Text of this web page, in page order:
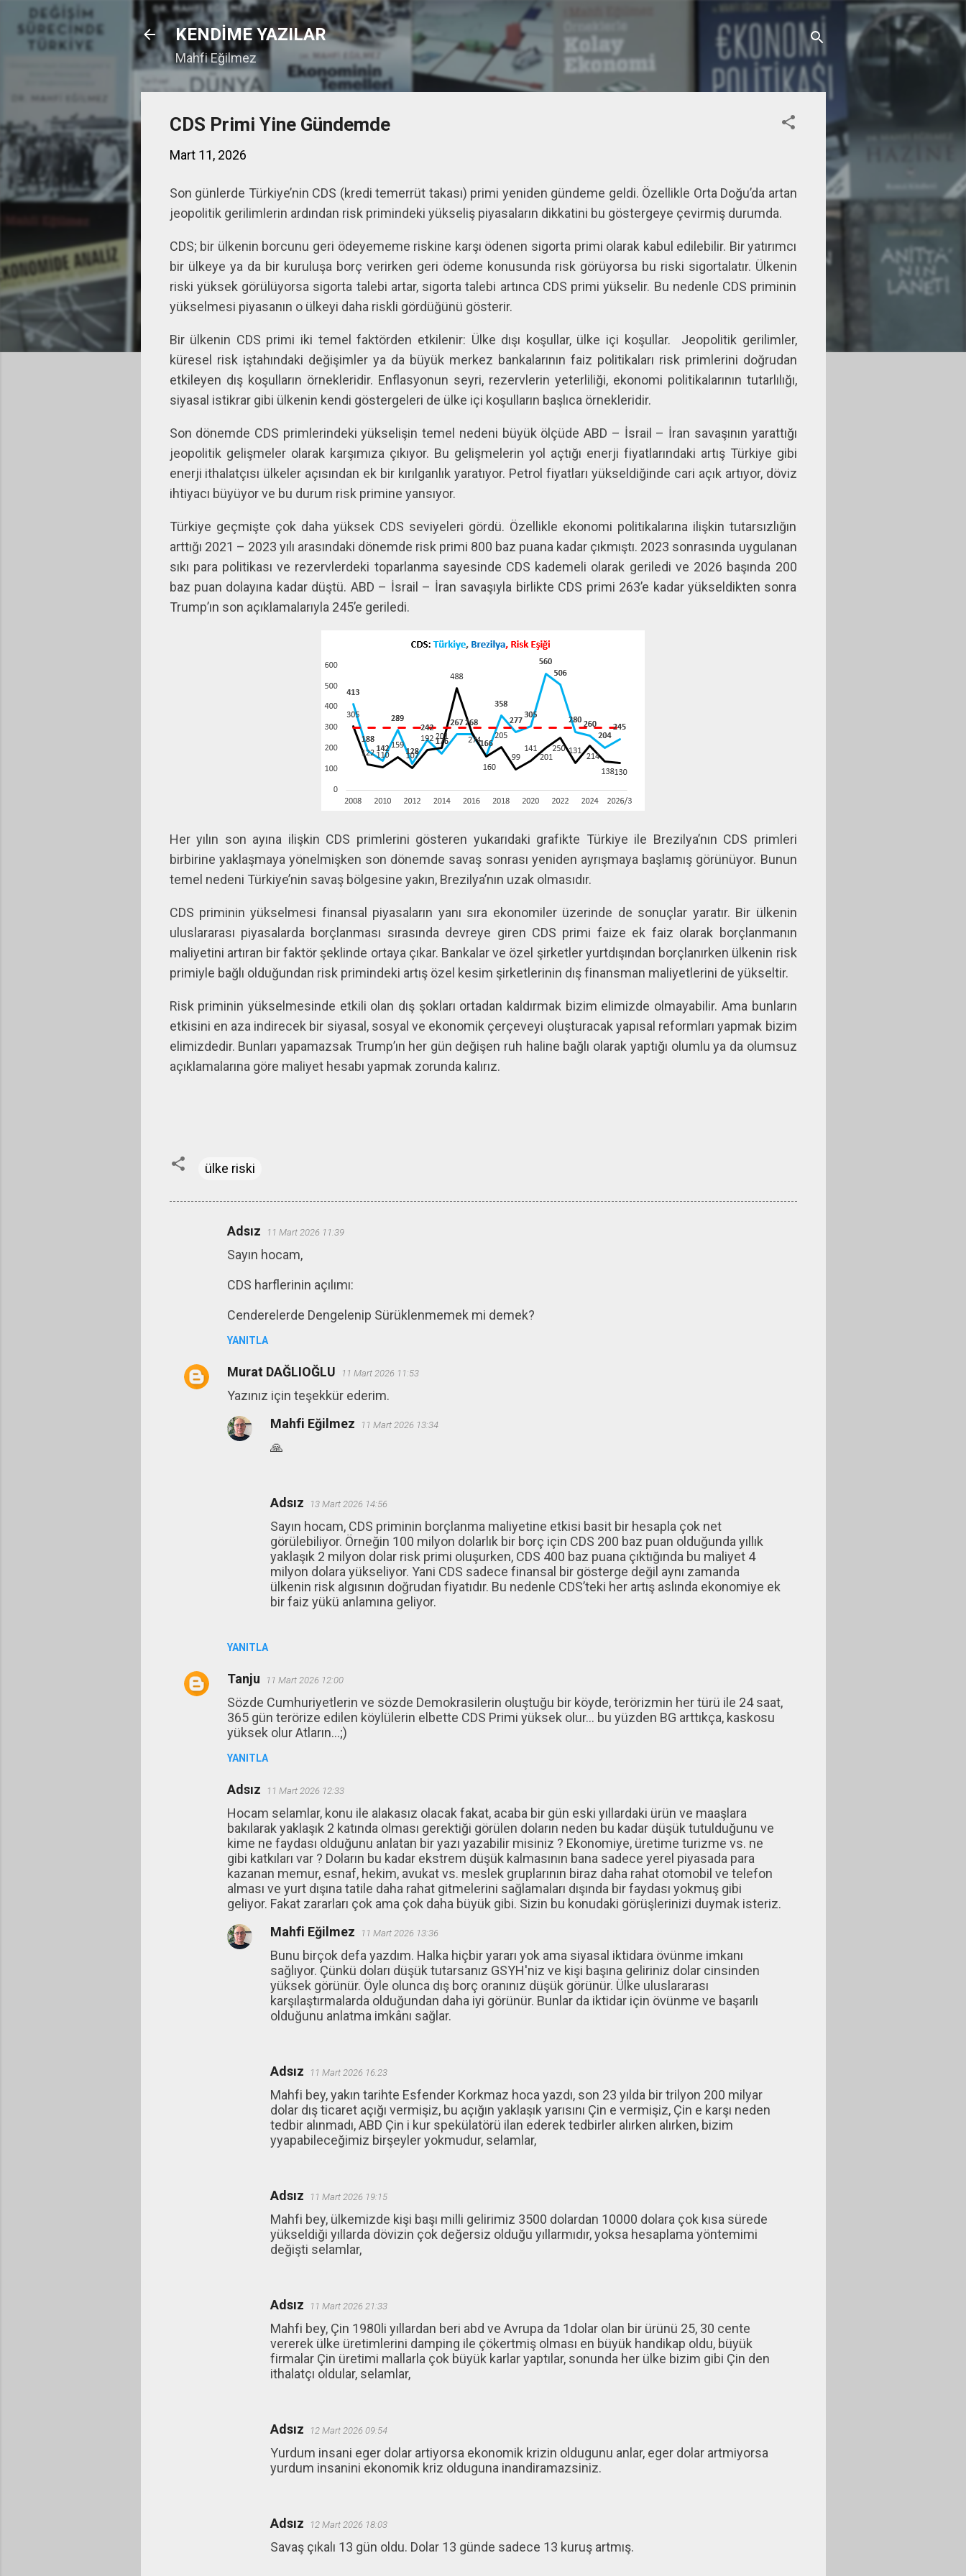
Ana içeriğe atla
KENDİME YAZILAR
Mahfi Eğilmez
CDS Primi Yine Gündemde
Mart 11, 2026
Son günlerde Türkiye’nin CDS (kredi temerrüt takası) primi yeniden gündeme geldi. Özellikle Orta Doğu’da artan
jeopolitik gerilimlerin ardından risk primindeki yükseliş piyasaların dikkatini bu göstergeye çevirmiş durumda.
CDS; bir ülkenin borcunu geri ödeyememe riskine karşı ödenen sigorta primi olarak kabul edilebilir. Bir yatırımcı
bir ülkeye ya da bir kuruluşa borç verirken geri ödeme konusunda risk görüyorsa bu riski sigortalatır. Ülkenin
riski yüksek görülüyorsa sigorta talebi artar, sigorta talebi artınca CDS primi yükselir. Bu nedenle CDS priminin
yükselmesi piyasanın o ülkeyi daha riskli gördüğünü gösterir.
Bir ülkenin CDS primi iki temel faktörden etkilenir: Ülke dışı koşullar, ülke içi koşullar.
Jeopolitik gerilimler,
küresel risk iştahındaki değişimler ya da büyük merkez bankalarının faiz politikaları risk primlerini doğrudan
etkileyen dış koşulların örnekleridir. Enflasyonun seyri, rezervlerin yeterliliği, ekonomi politikalarının tutarlılığı,
siyasal istikrar gibi ülkenin kendi göstergeleri de ülke içi koşulların başlıca örnekleridir.
Son dönemde CDS primlerindeki yükselişin temel nedeni büyük ölçüde ABD – İsrail – İran savaşının yarattığı
jeopolitik gelişmeler olarak karşımıza çıkıyor. Bu gelişmelerin yol açtığı enerji fiyatlarındaki artış Türkiye gibi
enerji ithalatçısı ülkeler açısından ek bir kırılganlık yaratıyor. Petrol fiyatları yükseldiğinde cari açık artıyor, döviz
ihtiyacı büyüyor ve bu durum risk primine yansıyor.
Türkiye geçmişte çok daha yüksek CDS seviyeleri gördü. Özellikle ekonomi politikalarına ilişkin tutarsızlığın
arttığı 2021 – 2023 yılı arasındaki dönemde risk primi 800 baz puana kadar çıkmıştı. 2023 sonrasında uygulanan
sıkı para politikası ve rezervlerdeki toparlanma sayesinde CDS kademeli olarak geriledi ve 2026 başında 200
baz puan dolayına kadar düştü. ABD – İsrail – İran savaşıyla birlikte CDS primi 263’e kadar yükseldikten sonra
Trump’ın son açıklamalarıyla 245’e geriledi.
Her yılın son ayına ilişkin CDS primlerini gösteren yukarıdaki grafikte Türkiye ile Brezilya’nın CDS primleri
birbirine yaklaşmaya yönelmişken son dönemde savaş sonrası yeniden ayrışmaya başlamış görünüyor. Bunun
temel nedeni Türkiye’nin savaş bölgesine yakın, Brezilya’nın uzak olmasıdır.
CDS priminin yükselmesi finansal piyasaların yanı sıra ekonomiler üzerinde de sonuçlar yaratır. Bir ülkenin
uluslararası piyasalarda borçlanması sırasında devreye giren CDS primi faize ek faiz olarak borçlanmanın
maliyetini artıran bir faktör şeklinde ortaya çıkar. Bankalar ve özel şirketler yurtdışından borçlanırken ülkenin risk
primiyle bağlı olduğundan risk primindeki artış özel kesim şirketlerinin dış finansman maliyetlerini de yükseltir.
Risk priminin yükselmesinde etkili olan dış şokları ortadan kaldırmak bizim elimizde olmayabilir. Ama bunların
etkisini en aza indirecek bir siyasal, sosyal ve ekonomik çerçeveyi oluşturacak yapısal reformları yapmak bizim
elimizdedir. Bunları yapamazsak Trump’ın her gün değişen ruh haline bağlı olarak yaptığı olumlu ya da olumsuz
açıklamalarına göre maliyet hesabı yapmak zorunda kalırız.
ülke riski
r
Adsız 11 Mart 2026 11:39
Sayın hocam,
CDS harflerinin açılımı:
Cenderelerde Dengelenip Sürüklenmemek mi demek?
YANITLA
Murat DAĞLIOĞLU 11 Mart 2026 11:53
Yazınız için teşekkür ederim.
YANITLA
Mahfi Eğilmez 11 Mart 2026 13:34
🙏
Adsız 13 Mart 2026 14:56
Sayın hocam, CDS priminin borçlanma maliyetine etkisi basit bir hesapla çok net
görülebiliyor. Örneğin 100 milyon dolarlık bir borç için CDS 200 baz puan olduğunda yıllık
yaklaşık 2 milyon dolar risk primi oluşurken, CDS 400 baz puana çıktığında bu maliyet 4
milyon dolara yükseliyor. Yani CDS sadece finansal bir gösterge değil aynı zamanda
ülkenin risk algısının doğrudan fiyatıdır. Bu nedenle CDS’teki her artış aslında ekonomiye ek
bir faiz yükü anlamına geliyor.
Tanju 11 Mart 2026 12:00
Sözde Cumhuriyetlerin ve sözde Demokrasilerin oluştuğu bir köyde, terörizmin her türü ile 24 saat,
365 gün terörize edilen köylülerin elbette CDS Primi yüksek olur... bu yüzden BG arttıkça, kaskosu
yüksek olur Atların...;)
YANITLA
Adsız 11 Mart 2026 12:33
Hocam selamlar, konu ile alakasız olacak fakat, acaba bir gün eski yıllardaki ürün ve maaşlara
bakılarak yaklaşık 2 katında olması gerektiği görülen doların neden bu kadar düşük tutulduğunu ve
kime ne faydası olduğunu anlatan bir yazı yazabilir misiniz ? Ekonomiye, üretime turizme vs. ne
gibi katkıları var ? Doların bu kadar ekstrem düşük kalmasının bana sadece yerel piyasada para
kazanan memur, esnaf, hekim, avukat vs. meslek gruplarının biraz daha rahat otomobil ve telefon
alması ve yurt dışına tatile daha rahat gitmelerini sağlamaları dışında bir faydası yokmuş gibi
geliyor. Fakat zararları çok ama çok daha büyük gibi. Sizin bu konudaki görüşlerinizi duymak isteriz.
Mahfi Eğilmez
11 Mart 2026 13:36
Bunu birçok defa yazdım. Halka hiçbir yararı yok ama siyasal iktidara övünme imkanı
sağlıyor. Çünkü doları düşük tutarsanız GSYH'niz ve kişi başına geliriniz dolar cinsinden
yüksek görünür. Öyle olunca dış borç oranınız düşük görünür. Ülke uluslararası
karşılaştırmalarda olduğundan daha iyi görünür. Bunlar da iktidar için övünme ve başarılı
olduğunu anlatma imkânı sağlar.
Adsız 11 Mart 2026 16:23
Mahfi bey, yakın tarihte Esfender Korkmaz hoca yazdı, son 23 yılda bir trilyon 200 milyar
dolar dış ticaret açığı vermişiz, bu açığın yaklaşık yarısını Çin e vermişiz, Çin e karşı neden
tedbir alınmadı, ABD Çin i kur spekülatörü ilan ederek tedbirler alırken alırken, bizim
yyapabileceğimiz birşeyler yokmudur, selamlar,
Adsız 11 Mart 2026 19:15
Mahfi bey, ülkemizde kişi başı milli gelirimiz 3500 dolardan 10000 dolara çok kısa sürede
yükseldiği yıllarda dövizin çok değersiz olduğu yıllarmıdır, yoksa hesaplama yöntemimi
değişti selamlar,
Adsız 11 Mart 2026 21:33
Mahfi bey, Çin 1980li yıllardan beri abd ve Avrupa da 1dolar olan bir ürünü 25, 30 cente
vererek ülke üretimlerini damping ile çökertmiş olması en büyük handikap oldu, büyük
firmalar Çin üretimi mallarla çok büyük karlar yaptılar, sonunda her ülke bizim gibi Çin den
ithalatçı oldular, selamlar,
Adsız 12 Mart 2026 09:54
Yurdum insani eger dolar artiyorsa ekonomik krizin oldugunu anlar, eger dolar artmiyorsa
yurdum insanini ekonomik kriz olduguna inandiramazsiniz.
Adsız 12 Mart 2026 18:03
Savaş çıkalı 13 gün oldu. Dolar 13 günde sadece 13 kuruş artmış.